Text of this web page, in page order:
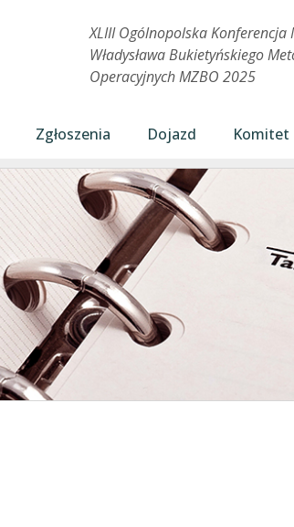
XLIII Ogólnopolska
Władysława Bukietyńskiego
Operacyjnych MZBO 2025
Zgłoszenia Dojazd Komitet